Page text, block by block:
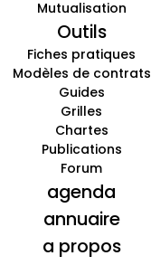
Connexion
Inscription
Mutualisation
Outils
Fiches pratiques
Modèles de contrats
Guides
Grilles
Chartes
Publications
Forum
agenda
annuaire
a propos